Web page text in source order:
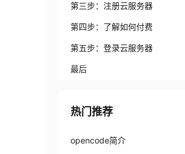
第三步：注册云服务器
第四步：了解如何付费
第五步：登录云服务器
最后
热门推荐
opencode简介